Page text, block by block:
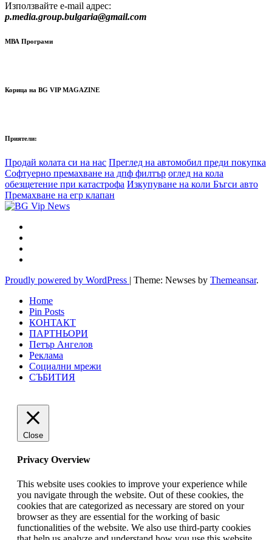
Използвайте e-mail адрес:
p.media.group.bulgaria@gmail.com
МВА Програми
Корица на BG VIP MAGAZINE
Приятели:
Продай колата си на нас Преглед на автомобил преди покупка
Софтуерно премахване на дпф филтър оглед на кола
обезщетение при катастрофа Изкупуване на коли Бъгси авто
Премахване на егр клапан
Proudly powered by WordPress | Theme: Newses by Themeansar.
Home
Pin Posts
КОНТАКТ
ПАРТНЬОРИ
Петър Ангелов
Реклама
Социални мрежи
СЪБИТИЯ
Close
Privacy Overview
This website uses cookies to improve your experience while
you navigate through the website. Out of these cookies, the
cookies that are categorized as necessary are stored on your
browser as they are essential for the working of basic
functionalities of the website. We also use third-party cookies